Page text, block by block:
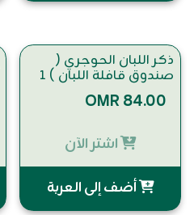
ذكر اللبان الحوجري (
صندوق قافلة اللبان ) ١
كيلو
OMR 84.00
اشتر الآن
أضف إلى العربة